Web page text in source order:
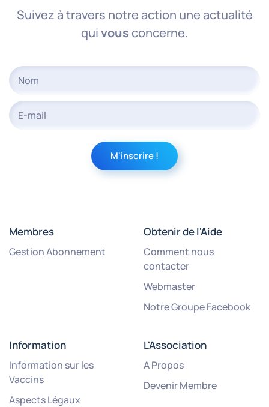
Suivez à travers notre action une actualité
quivousconcerne.
Membres
Gestion Abonnement
Obtenir de l'Aide
Comment nous
contacter
Webmaster
Notre Groupe Facebook
Information
Information sur les
Vaccins
Aspects Légaux
L'Association
A Propos
Devenir Membre